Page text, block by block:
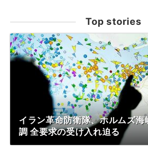
Top stories
イラン革命防衛隊、ホルムズ海
調 全要求の受け入れ迫る